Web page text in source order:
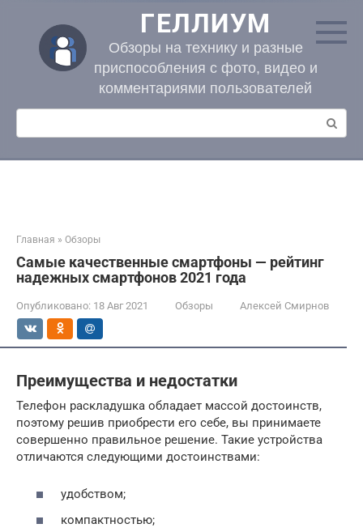
контенту
ГЕЛЛИУМ
Обзоры на технику и разные
приспособления с фото, видео и
комментариями пользователей
Поиск:
Главная » Обзоры
Самые качественные смартфоны — рейтинг
надежных смартфонов 2021 года
Опубликовано: 18 Авг 2021 Обзоры Алексей Смирнов
Преимущества и недостатки
Телефон раскладушка обладает массой достоинств,
поэтому решив приобрести его себе, вы принимаете
совершенно правильное решение. Такие устройства
отличаются следующими достоинствами:
удобством;
компактностью;